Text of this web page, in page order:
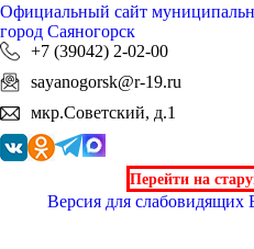
Официальный сайт
город Саяногорск
+7 (39042) 2-02-00
sayanogorsk@r-19.ru
мкр.Советский, д.1
Перейти на
Версия для слабовидящих